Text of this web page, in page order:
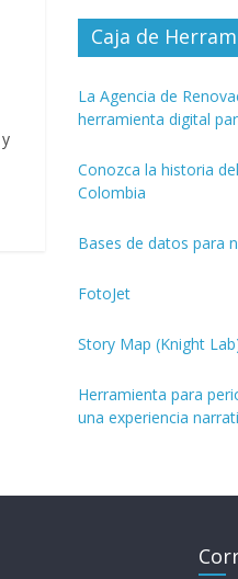
Caja de
La Agencia de
herramienta digital
Conozca la historia
Colombia
Bases de datos para
FotoJet
Story Map (Knight
Herramienta para
una experiencia